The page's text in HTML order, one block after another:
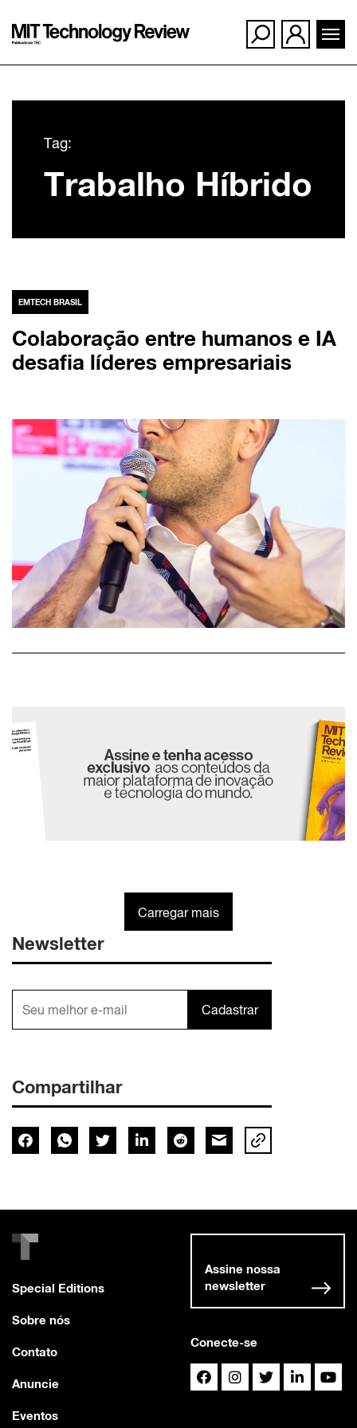
conteúdo
Tag:
Trabalho Híbrido
EMTECH BRASIL
Colaboração entre humanos e IA
desafia líderes empresariais
Carregar mais
Newsletter
Cadastrar
Compartilhar
Special Editions
Sobre nós
Contato
Anuncie
Eventos
Conecte-se
Assine nossa
newsletter